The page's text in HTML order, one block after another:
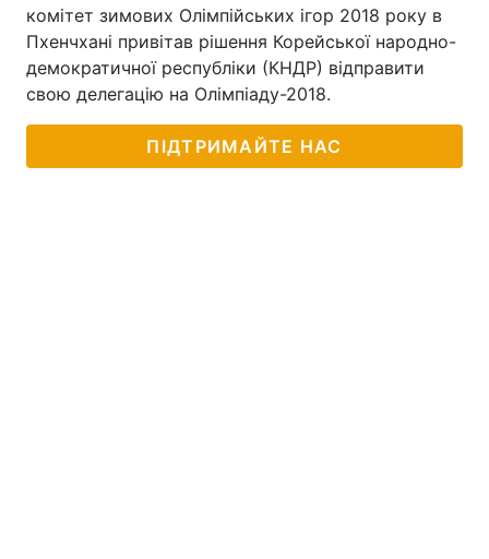
комітет зимових Олімпійських ігор 2018 року в
Пхенчхані привітав рішення Корейської народно-
демократичної республіки (КНДР) відправити
свою делегацію на Олімпіаду-2018.
ПІДТРИМАЙТЕ НАС